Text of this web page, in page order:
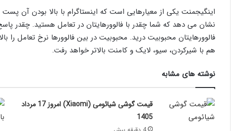
اینگیجمنت یکی از معیارهایی است که اینستاگرام با بالا بودن آن پست
نشان می دهد که شما چقدر با فالوورهایتان در تعامل هستید. چقدر
فالوورهایتان محبوبیت درید. محبوبیت در بین فالوورها نرخ تعامل را
هم با شیرکردن، سیو، لایک و کامنت بالاتر خواهد رفت.
نوشته های مشابه
قیمت گوشی شیائومی (Xiaomi) امروز 17 مرداد
1405